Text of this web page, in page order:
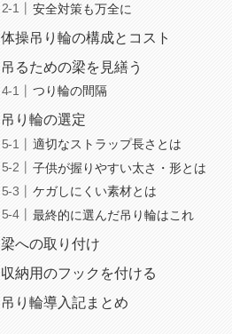
安全対策も万全に
体操吊り輪の構成とコスト
吊るための梁を見繕う
つり輪の間隔
吊り輪の選定
適切なストラップ長さとは
子供が握りやすい太さ・形とは
ケガしにくい素材とは
最終的に選んだ吊り輪はこれ
梁への取り付け
収納用のフックを付ける
吊り輪導入記まとめ